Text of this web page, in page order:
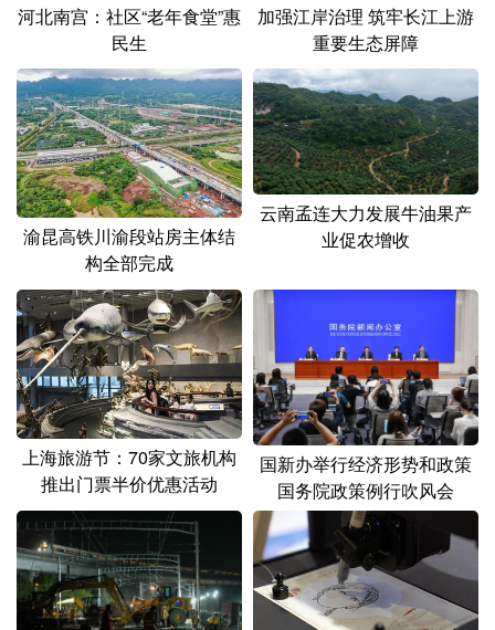
Русский язык 日本語 한국어
河北南宫：社区“老年食堂”惠
民生
加强江岸治理 筑牢长江上游
重要生态屏障
渝昆高铁川渝段站房主体结
构全部完成
云南孟连大力发展牛油果产
业促农增收
上海旅游节：70家文旅机构
推出门票半价优惠活动
国新办举行经济形势和政策
国务院政策例行吹风会